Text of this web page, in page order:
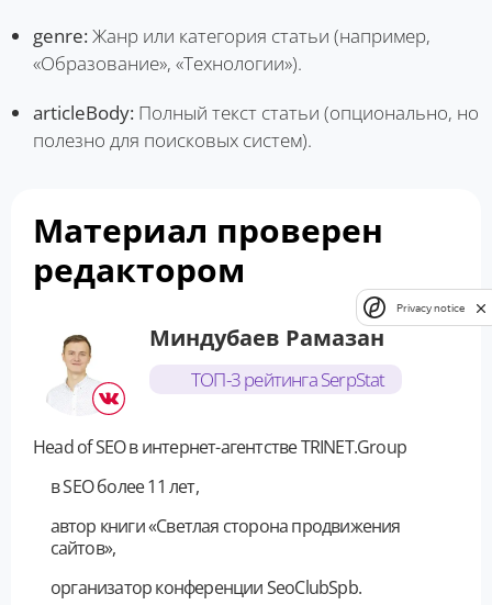
genre:Жанр или категория статьи (например,
«Образование», «Технологии»).
articleBody: Полный текст статьи (опционально, но
полезно для поисковых систем).
Материал проверен
редактором
Миндубаев Рамазан
ТОП-3 рейтинга SerpStat
Head of SEO в интернет-агентстве TRINET.Group
в SEO более 11 лет,
автор книги «Светлая сторона продвижения
сайтов»,
организатор конференции SeoClubSpb.
Privacy notice